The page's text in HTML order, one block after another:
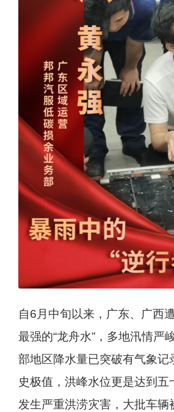
自6月中旬以来，广东、广西
最强的“龙舟水”，多地汛情严
部地区降水量已突破有气象记
史极值，洪峰水位更是达到五
发生严重洪涝灾害，大批车辆